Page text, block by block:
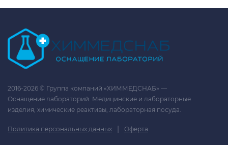
2016-2026 © Группа компаний «ХИММЕДСНАБ» —
Оснащение лабораторий. Медицинские и лабораторные
изделия, химические реактивы, лабораторная посуда.
Политика персональных данных | Оферта